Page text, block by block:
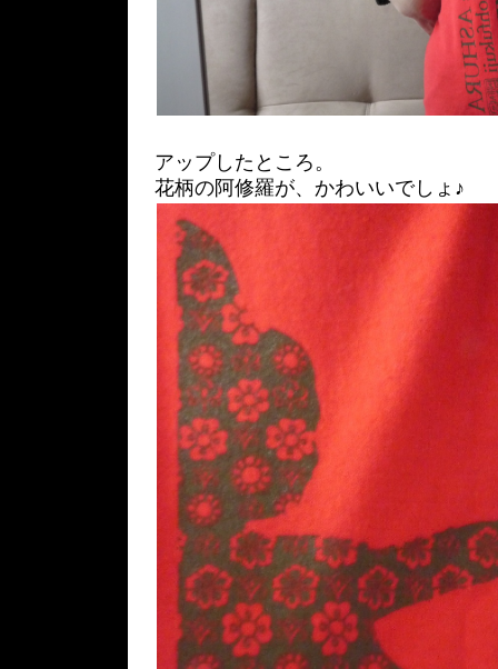
アップしたところ。
花柄の阿修羅が、かわいいでしょ♪